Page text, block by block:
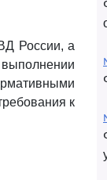
России, а
к